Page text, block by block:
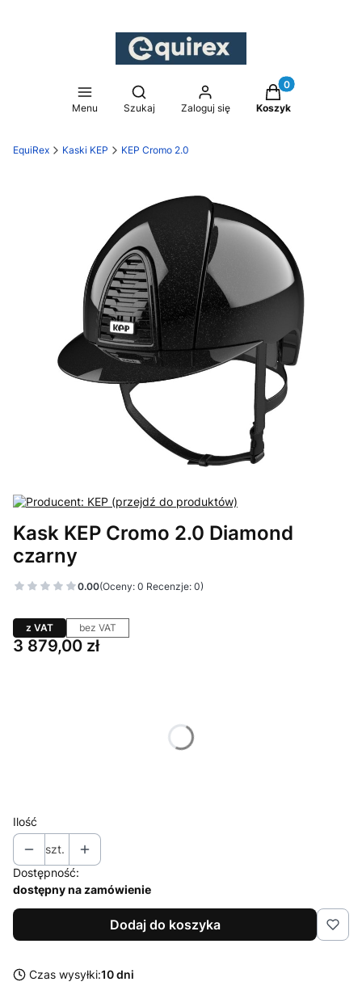
Menu
Otwórz wyszukiwarkę
Szukaj Zaloguj się
Produkty w
Koszyk
EquiRex Kaski KEP KEP Cromo 2.0
Kask KEP Cromo 2.0 Diamond
czarny
0.00(Oceny: 0 Recenzje: 0)
z VAT bez VAT
Cena
3 879,00 zł
Ilość
szt.
Dostępność:
dostępny na zamówienie
Dodaj do koszyka
Czas wysyłki:10 dni